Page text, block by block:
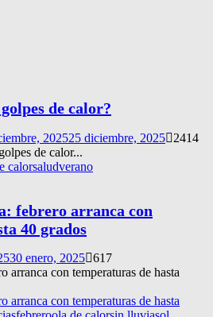
de calor?
202525 diciembre, 2025
2414
de calor...
calorsaludverano
febrero arranca con
40 grados
30 enero, 2025 617
arranca con temperaturas de hasta
arranca con temperaturas de hasta